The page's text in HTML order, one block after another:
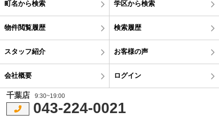
町名から検索 学区から検索
物件閲覧履歴 検索履歴
スタッフ紹介 お客様の声
会社概要 ログイン
千葉店 9:30~19:00
043-224-0021